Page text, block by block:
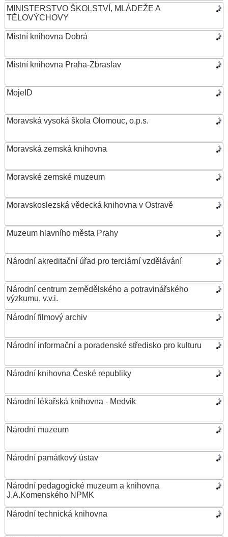
MINISTERSTVO ŠKOLSTVÍ, MLÁDEŽE A
TĚLOVÝCHOVY
Místní knihovna Dobrá
Místní knihovna Praha-Zbraslav
MojeID
Moravská vysoká škola Olomouc, o.p.s.
Moravská zemská knihovna
Moravské zemské muzeum
Moravskoslezská vědecká knihovna v Ostravě
Muzeum hlavního města Prahy
Národní akreditační úřad pro terciární vzdělávání
Národní centrum zemědělského a potravinářského
výzkumu, v.v.i.
Národní filmový archiv
Národní informační a poradenské středisko pro kulturu
Národní knihovna České republiky
Národní lékařská knihovna - Medvik
Národní muzeum
Národní památkový ústav
Národní pedagogické muzeum a knihovna
J.A.Komenského NPMK
Národní technická knihovna